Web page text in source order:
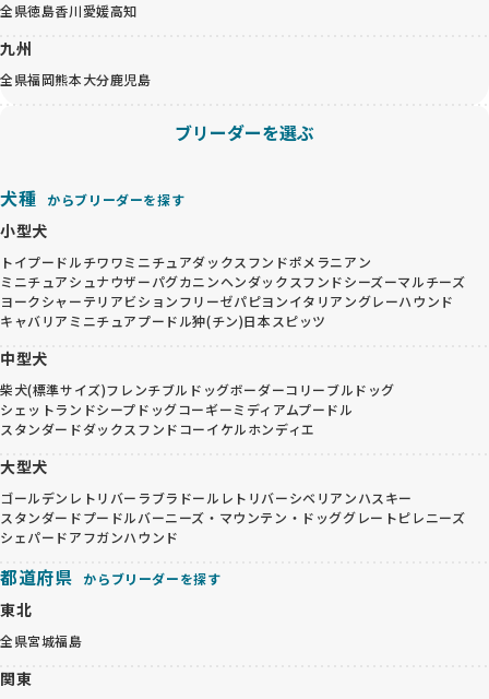
全県徳島香川愛媛高知
九州
全県福岡熊本大分鹿児島
ブリーダーを選ぶ
犬種 からブリーダーを探す
小型犬
トイプードルチワワミニチュアダックスフンドポメラニアン
ミニチュアシュナウザーパグカニンヘンダックスフンドシーズーマルチーズ
ヨークシャーテリアビションフリーゼパピヨンイタリアングレーハウンド
キャバリア ミニチュアプードル狆(チン)日本スピッツ
中型犬
柴犬(標準サイズ)フレンチブルドッグボーダーコリーブルドッグ
シェットランドシープドッグコーギーミディアムプードル
スタンダードダックスフンドコーイケルホンディエ
大型犬
ゴールデンレトリバー ラブラドールレトリバーシベリアンハスキー
スタンダードプードルバーニーズ・マウンテン・ドッググレートピレニーズ
シェパードアフガンハウンド
都道府県 からブリーダーを探す
東北
全県宮城福島
関東